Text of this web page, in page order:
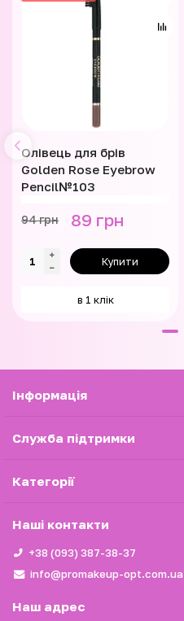
Олівець для брів
Golden Rose Eyebrow
Pencil№103
94 грн 89 грн
Купити
в 1 клік
Iнформація
Служба підтримки
Категорії
Наші контакти
+38 (093) 387-38-37
info@promakeup-opt.com.ua
Наш адрес